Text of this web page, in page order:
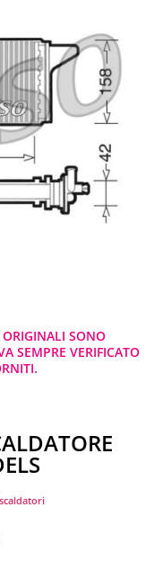
SONO
SEMPRE VERIFICATO